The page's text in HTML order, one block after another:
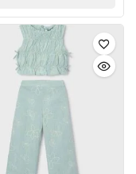
OPCIONES